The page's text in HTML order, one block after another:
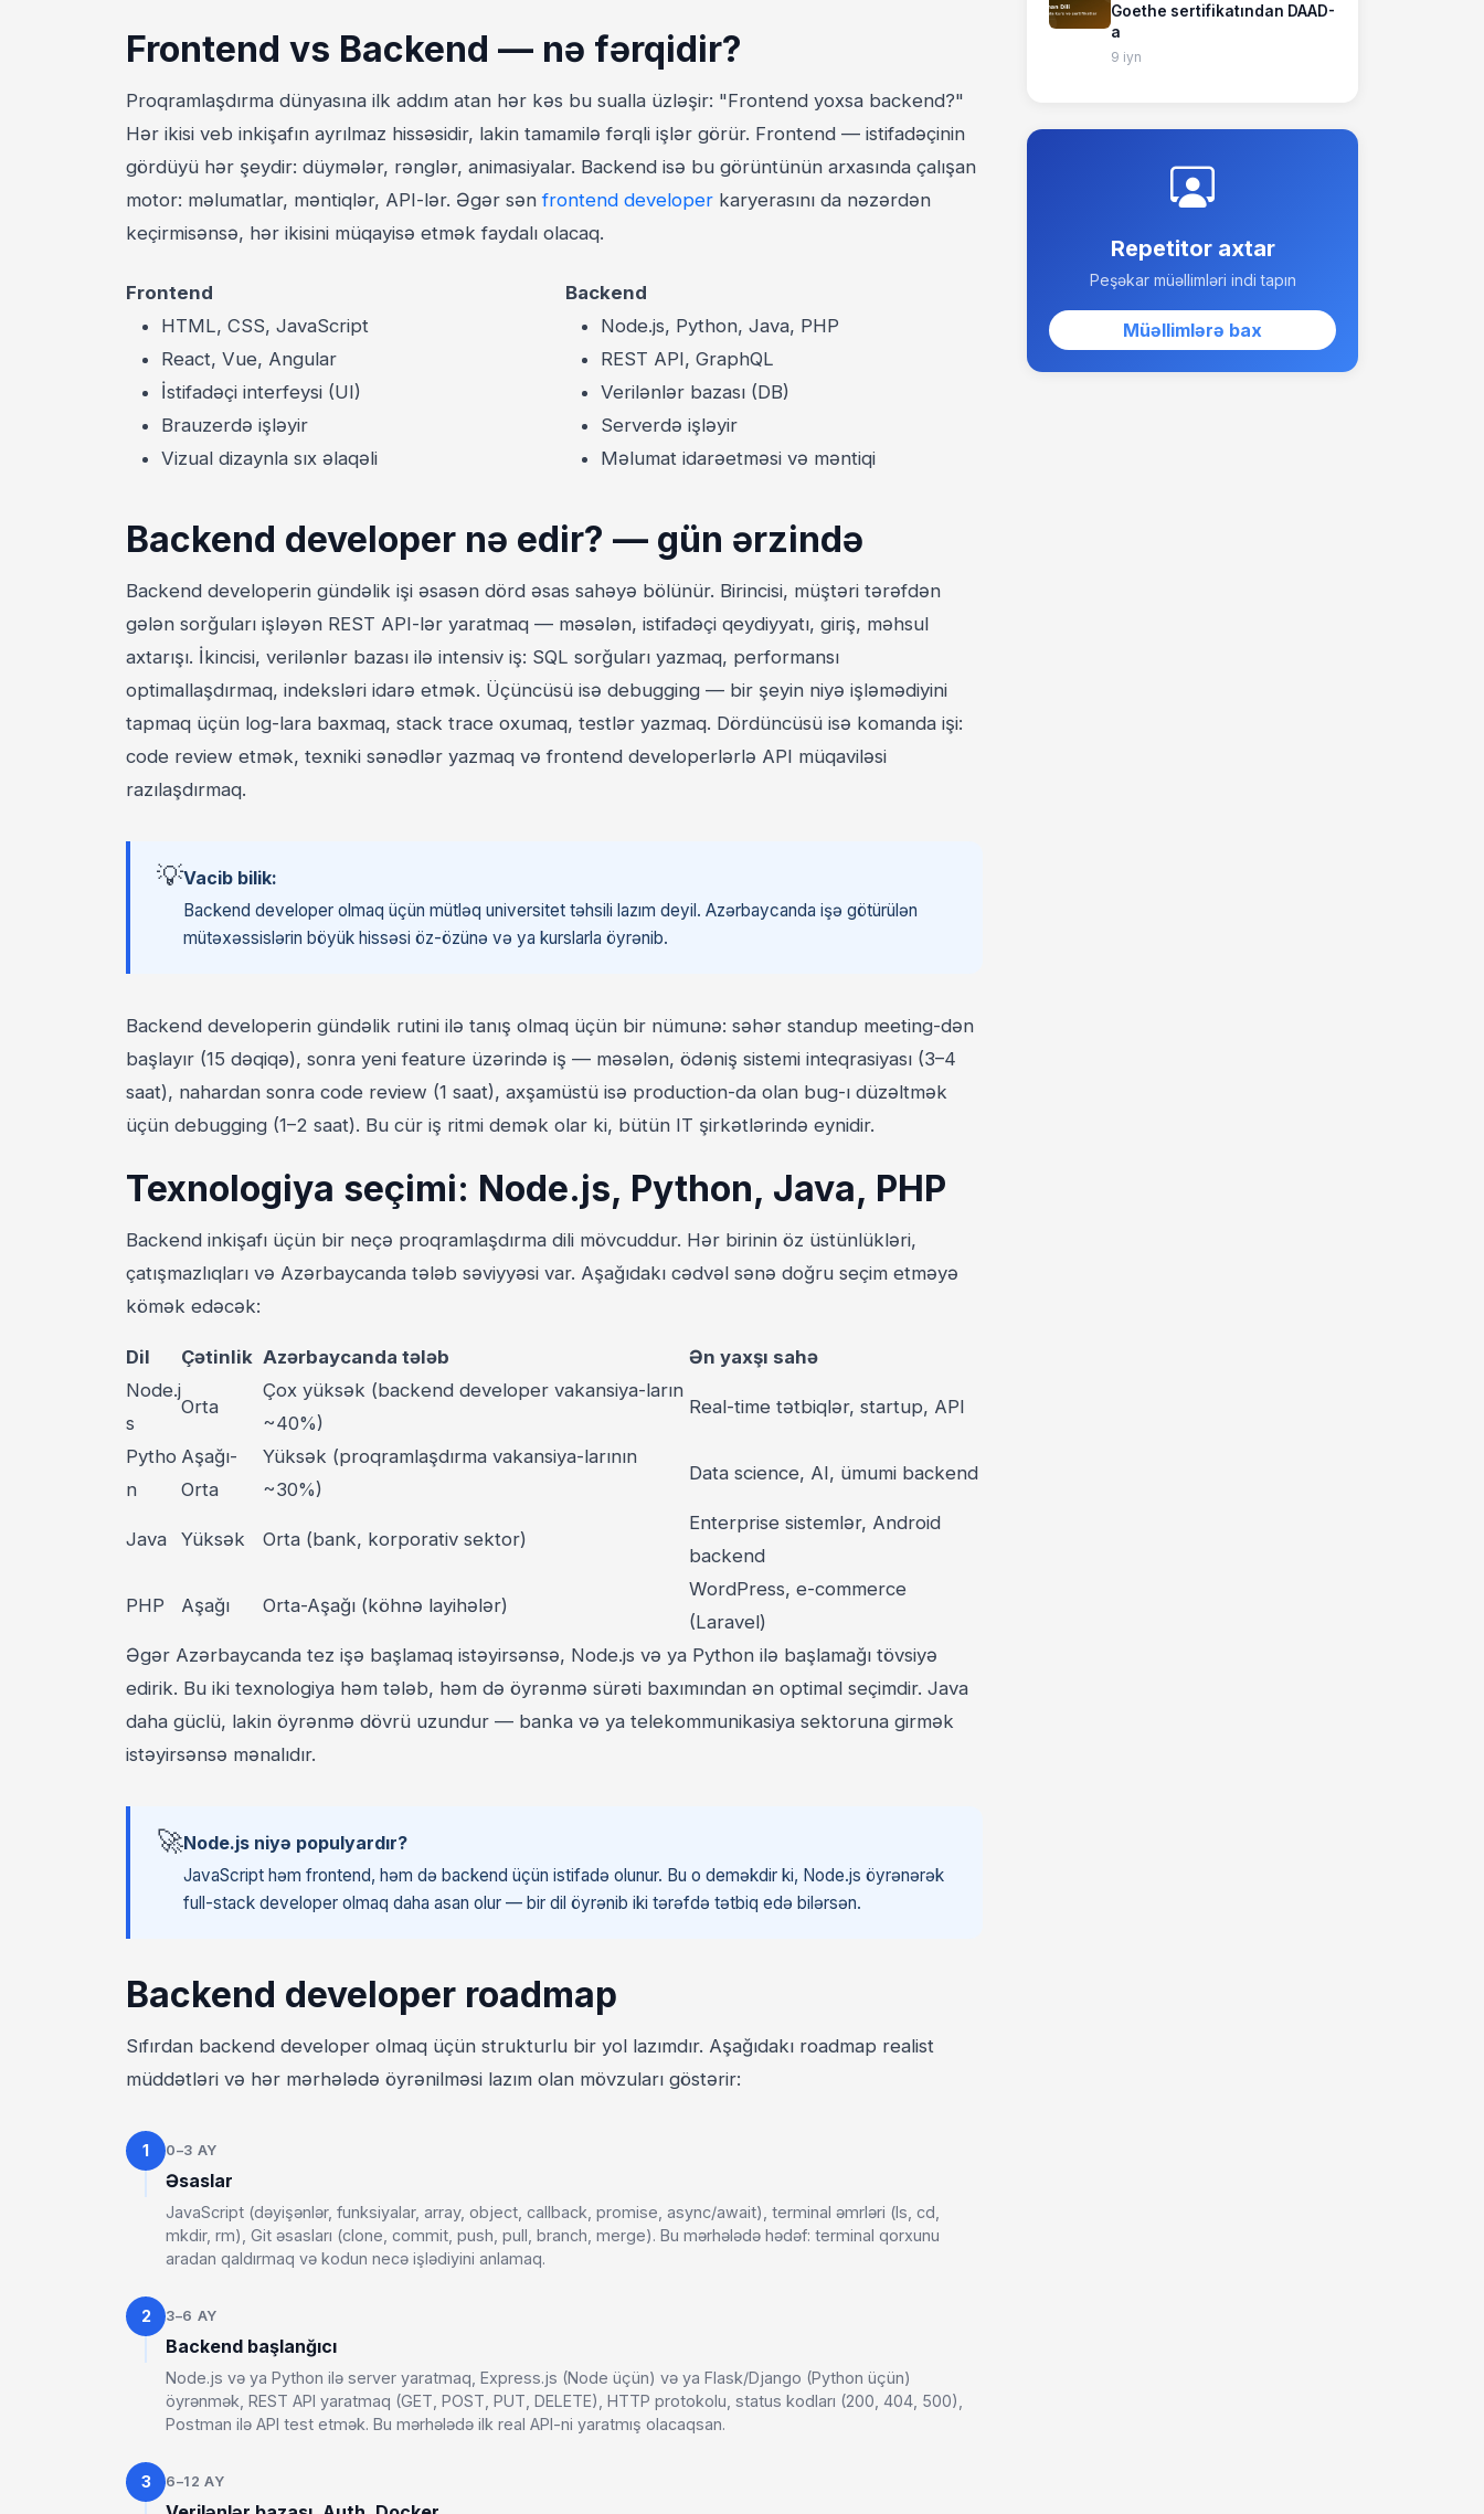
Frontend vs Backend — nə fərqidir?
Proqramlaşdırma dünyasına ilk addım atan hər kəs bu sualla üzləşir: "Frontend yoxsa backend?"
Hər ikisi veb inkişafın ayrılmaz hissəsidir, lakin tamamilə fərqli işlər görür. Frontend — istifadəçinin
gördüyü hər şeydir: düymələr, rənglər, animasiyalar. Backend isə bu görüntünün arxasında çalışan
motor: məlumatlar, məntiqlər, API-lər. Əgər sənfrontend developer karyerasını da nəzərdən
keçirmisənsə, hər ikisini müqayisə etmək faydalı olacaq.
Frontend
HTML, CSS, JavaScript
React, Vue, Angular
İstifadəçi interfeysi (UI)
Brauzerdə işləyir
Vizual dizaynla sıx əlaqəli
Backend
Node.js, Python, Java, PHP
REST API, GraphQL
Verilənlər bazası (DB)
Serverdə işləyir
Məlumat idarəetməsi və məntiqi
Backend developer nə edir? — gün ərzində
Backend developerin gündəlik işi əsasən dörd əsas sahəyə bölünür. Birincisi, müştəri tərəfdən
gələn sorğuları işləyən REST API-lər yaratmaq — məsələn, istifadəçi qeydiyyatı, giriş, məhsul
axtarışı. İkincisi, verilənlər bazası ilə intensiv iş: SQL sorğuları yazmaq, performansı
optimallaşdırmaq, indeksləri idarə etmək. Üçüncüsü isə debugging — bir şeyin niyə işləmədiyini
tapmaq üçün log-lara baxmaq, stack trace oxumaq, testlər yazmaq. Dördüncüsü isə komanda işi:
code review etmək, texniki sənədlər yazmaq və frontend developerlərlə API müqaviləsi
razılaşdırmaq.
💡Vacib bilik:
Backend developer olmaq üçün mütləq universitet təhsili lazım deyil. Azərbaycanda işə götürülən
mütəxəssislərin böyük hissəsi öz-özünə və ya kurslarla öyrənib.
Backend developerin gündəlik rutini ilə tanış olmaq üçün bir nümunə: səhər standup meeting-dən
başlayır (15 dəqiqə), sonra yeni feature üzərində iş — məsələn, ödəniş sistemi inteqrasiyası (3–4
saat), nahardan sonra code review (1 saat), axşamüstü isə production-da olan bug-ı düzəltmək
üçün debugging (1–2 saat). Bu cür iş ritmi demək olar ki, bütün IT şirkətlərində eynidir.
Texnologiya seçimi: Node.js, Python, Java, PHP
Backend inkişafı üçün bir neçə proqramlaşdırma dili mövcuddur. Hər birinin öz üstünlükləri,
çatışmazlıqları və Azərbaycanda tələb səviyyəsi var. Aşağıdakı cədvəl sənə doğru seçim etməyə
kömək edəcək:
Dil Çətinlik Azərbaycanda tələb
Ən yaxşı sahə
Node.j
s
Orta
Çox yüksək (backend developer vakansiya-ların
~40%)
Real-time tətbiqlər, startup, API
Pytho
n
Aşağı-
Orta
Yüksək (proqramlaşdırma vakansiya-larının
~30%)
Data science, AI, ümumi backend
Java Yüksək Orta (bank, korporativ sektor)
Enterprise sistemlər, Android
backend
PHP Aşağı Orta-Aşağı (köhnə layihələr)
WordPress, e-commerce
(Laravel)
Əgər Azərbaycanda tez işə başlamaq istəyirsənsə, Node.js və ya Python ilə başlamağı tövsiyə
edirik. Bu iki texnologiya həm tələb, həm də öyrənmə sürəti baxımından ən optimal seçimdir. Java
daha güclü, lakin öyrənmə dövrü uzundur — banka və ya telekommunikasiya sektoruna girmək
istəyirsənsə mənalıdır.
🚀Node.js niyə populyardır?
JavaScript həm frontend, həm də backend üçün istifadə olunur. Bu o deməkdir ki, Node.js öyrənərək
full-stack developer olmaq daha asan olur — bir dil öyrənib iki tərəfdə tətbiq edə bilərsən.
Backend developer roadmap
Sıfırdan backend developer olmaq üçün strukturlu bir yol lazımdır. Aşağıdakı roadmap realist
müddətləri və hər mərhələdə öyrənilməsi lazım olan mövzuları göstərir:
1 0–3 AY
Əsaslar
JavaScript (dəyişənlər, funksiyalar, array, object, callback, promise, async/await), terminal əmrləri (ls, cd,
mkdir, rm), Git əsasları (clone, commit, push, pull, branch, merge). Bu mərhələdə hədəf: terminal qorxunu
aradan qaldırmaq və kodun necə işlədiyini anlamaq.
2 3–6 AY
Backend başlanğıcı
Node.js və ya Python ilə server yaratmaq, Express.js (Node üçün) və ya Flask/Django (Python üçün)
öyrənmək, REST API yaratmaq (GET, POST, PUT, DELETE), HTTP protokolu, status kodları (200, 404, 500),
Postman ilə API test etmək. Bu mərhələdə ilk real API-ni yaratmış olacaqsan.
3 6–12 AY
Goethe sertifikatından DAAD-
a
9 iyn
Repetitor axtar
Peşəkar müəllimləri indi tapın
Müəllimlərə bax